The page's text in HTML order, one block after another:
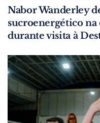
Nabor Wanderley
sucroenergético na
durante visita à